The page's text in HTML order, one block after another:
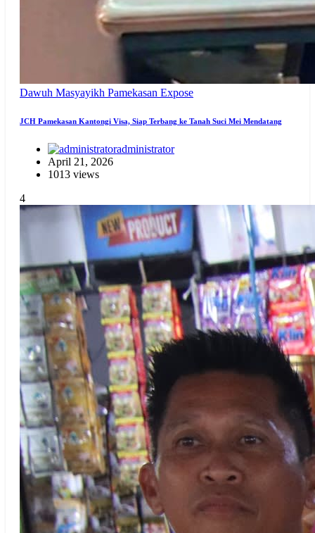
Dawuh Masyayikh Pamekasan Expose
JCH Pamekasan Kantongi Visa, Siap Terbang ke Tanah Suci Mei Mendatang
administrator
April 21, 2026
1013 views
4